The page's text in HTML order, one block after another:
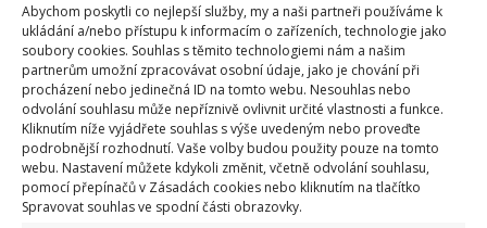
Abychom poskytli co nejlepší služby, my a naši partneři používáme k
ukládání a/nebo přístupu k informacím o zařízeních, technologie jako
soubory cookies. Souhlas s těmito technologiemi nám a našim
partnerům umožní zpracovávat osobní údaje, jako je chování při
procházení nebo jedinečná ID na tomto webu. Nesouhlas nebo
odvolání souhlasu může nepříznivě ovlivnit určité vlastnosti a funkce.
Kliknutím níže vyjádřete souhlas s výše uvedeným nebo proveďte
podrobnější rozhodnutí. Vaše volby budou použity pouze na tomto
webu. Nastavení můžete kdykoli změnit, včetně odvolání souhlasu,
pomocí přepínačů v Zásadách cookies nebo kliknutím na tlačítko
Spravovat souhlas ve spodní části obrazovky.
Zmrazit můžete pochopitelně také vařené maso,
ovšem to v mrazáku nenechávejte déle než dva
měsíce. Totéž platí pro maso uzené a klobásy.
Šunku a párky zkonzumujte do měsíce od
zamrazení. Libové ryby a mořské plody neztratí nic
na chuti, když je ponecháte v mrazáku půl roku,
ovšem ryby tučné snězte do dvou měsíců. Na